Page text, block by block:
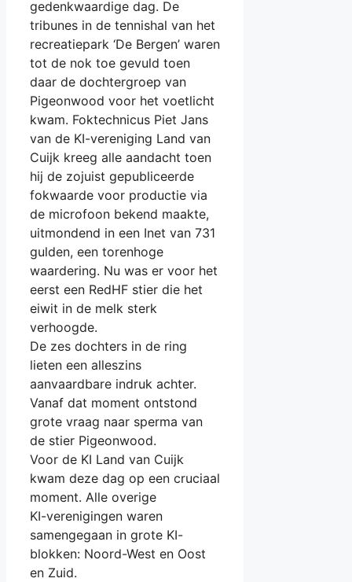
gedenkwaardige dag. De
tribunes in de tennishal van het
recreatiepark ‘De Bergen’ waren
tot de nok toe gevuld toen
daar de dochtergroep van
Pigeonwood voor het voetlicht
kwam. Foktechnicus Piet Jans
van de KI-vereniging Land van
Cuijk kreeg alle aandacht toen
hij de zojuist gepubliceerde
fokwaarde voor productie via
de microfoon bekend maakte,
uitmondend in een Inet van 731
gulden, een torenhoge
waardering. Nu was er voor het
eerst een RedHF stier die het
eiwit in de melk sterk
verhoogde.
De zes dochters in de ring
lieten een alleszins
aanvaardbare indruk achter.
Vanaf dat moment ontstond
grote vraag naar sperma van
de stier Pigeonwood.
Voor de KI Land van Cuijk
kwam deze dag op een cruciaal
moment. Alle overige
KI-verenigingen waren
samengegaan in grote KI-
blokken: Noord-West en Oost
en Zuid.